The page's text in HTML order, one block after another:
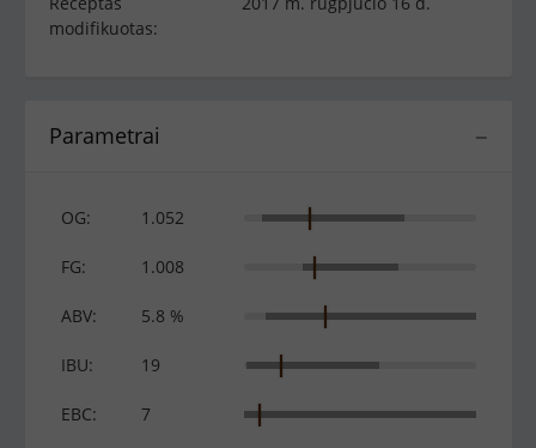
modifikuotas:
−
Parametrai
OG: 1.052
FG: 1.008
ABV: 5.8 %
IBU: 19
EBC: 7